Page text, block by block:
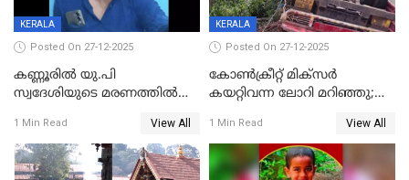
KERALA
Posted On 27-12-2025
കണ്ണൂരിൽ യു.പി
സ്വദേശിയുടെ മരണത്തിൽ
കേസ്; തർക്കമുണ്ടായത്
ഫേഷ്യലിന് 300 രൂപ
ആവശ്യപ്പെട്ടതിനെച്ചൊല്ലി
1 Min Read View All
KERALA
Posted On 27-12-2025
കോണ്‍ക്രീറ്റ് മിക്‌സര്‍
കയറ്റിവന്ന ലോറി മറിഞ്ഞു;
അപകടം കണ്ണൂരിൽ
1 Min Read View All